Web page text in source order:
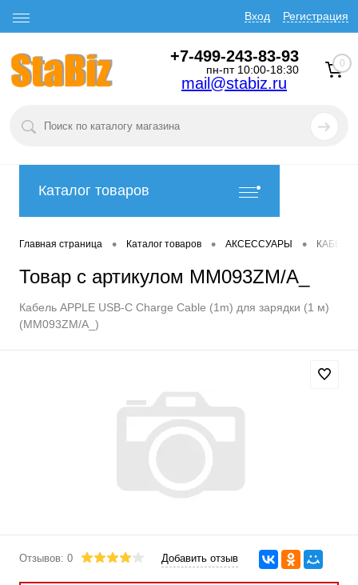
Вход Регистрация
+7-499-243-83-93
пн-пт 10:00-18:30
mail@stabiz.ru
0
Каталог товаров
Главная страница • Каталог товаров • АКСЕССУАРЫ •
Товар с артикулом MM093ZM/A_
Кабель APPLE USB-C Charge Cable (1m) для зарядки (1 м)
(MM093ZM/A_)
Отзывов: 0 Добавить отзыв